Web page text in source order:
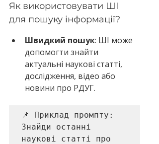
Як використовувати ШІ
для пошуку інформації?
Швидкий пошук: ШІ може
допомогти знайти
актуальні наукові статті,
дослідження, відео або
новини про РДУГ.
📌 Приклад промпту:
Знайди останні
наукові статті про